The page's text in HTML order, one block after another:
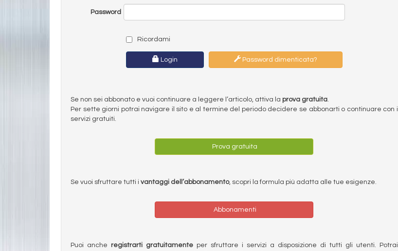
Password
Ricordami
Login Password dimenticata?
Se non sei abbonato e vuoi continuare a leggere l’articolo, attiva la prova gratuita.
Per sette giorni potrai navigare il sito e al termine del periodo decidere se abbonarti o continuare con i
servizi gratuiti.
Prova gratuita
Se vuoi sfruttare tutti i vantaggi dell’abbonamento, scopri la formula più adatta alle tue esigenze.
Abbonamenti
Puoi anche registrarti gratuitamenteper sfruttare i servizi a disposizione di tutti gli utenti. Potrai